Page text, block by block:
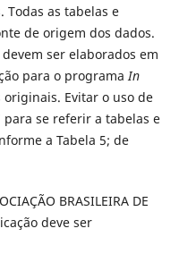
as tabelas e
de origem dos dados.
ser elaborados em
para o programaIn
Evitar o uso de
para se referir a tabelas e
a Tabela 5; de
BRASILEIRA DE
deve ser